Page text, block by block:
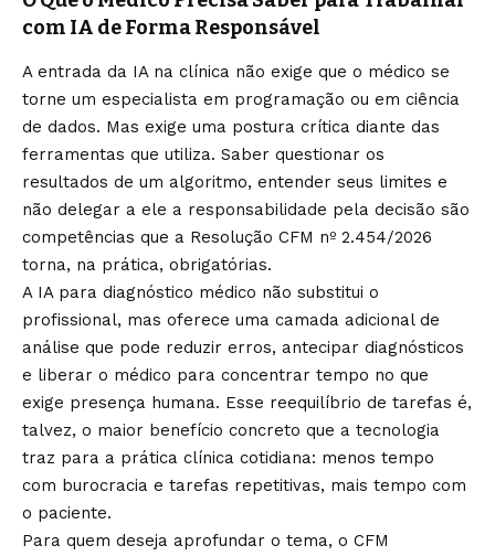
com IA de Forma Responsável
A entrada da IA na clínica não exige que o médico se
torne um especialista em programação ou em ciência
de dados. Mas exige uma postura crítica diante das
ferramentas que utiliza. Saber questionar os
resultados de um algoritmo, entender seus limites e
não delegar a ele a responsabilidade pela decisão são
competências que a Resolução CFM nº 2.454/2026
torna, na prática, obrigatórias.
A IA para diagnóstico médico não substitui o
profissional, mas oferece uma camada adicional de
análise que pode reduzir erros, antecipar diagnósticos
e liberar o médico para concentrar tempo no que
exige presença humana. Esse reequilíbrio de tarefas é,
talvez, o maior benefício concreto que a tecnologia
traz para a prática clínica cotidiana: menos tempo
com burocracia e tarefas repetitivas, mais tempo com
o paciente.
Para quem deseja aprofundar o tema, o CFM